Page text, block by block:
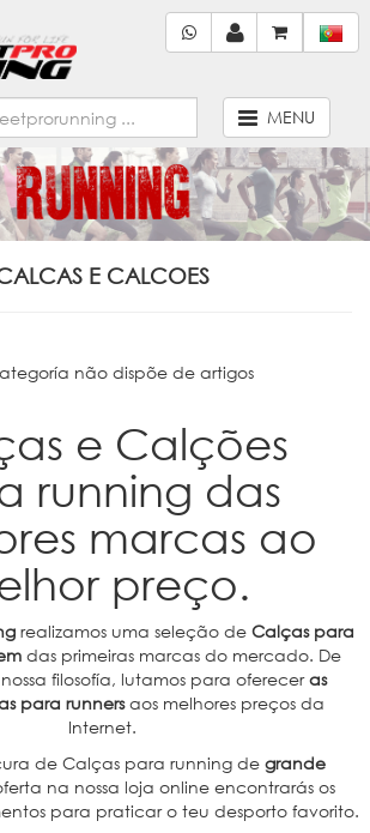
MENU
E CALCOES
não dispõe de artigos
e Calções
running das
marcas ao
preço.
realizamos uma seleção de Calças para
das primeiras marcas do mercado. De
filosofía, lutamos para ofereceras
para runnersaos melhores preços da
Internet.
de Calças para running de grande
na nossa loja online encontrarás os
para praticar o teu desporto favorito.